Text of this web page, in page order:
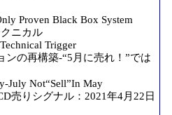
Proven Black Box System
ニカル
Trigger
ンの再構築-“5月に売れ！”では
July Not“Sell”In May
売りシグナル：2021年4月22日